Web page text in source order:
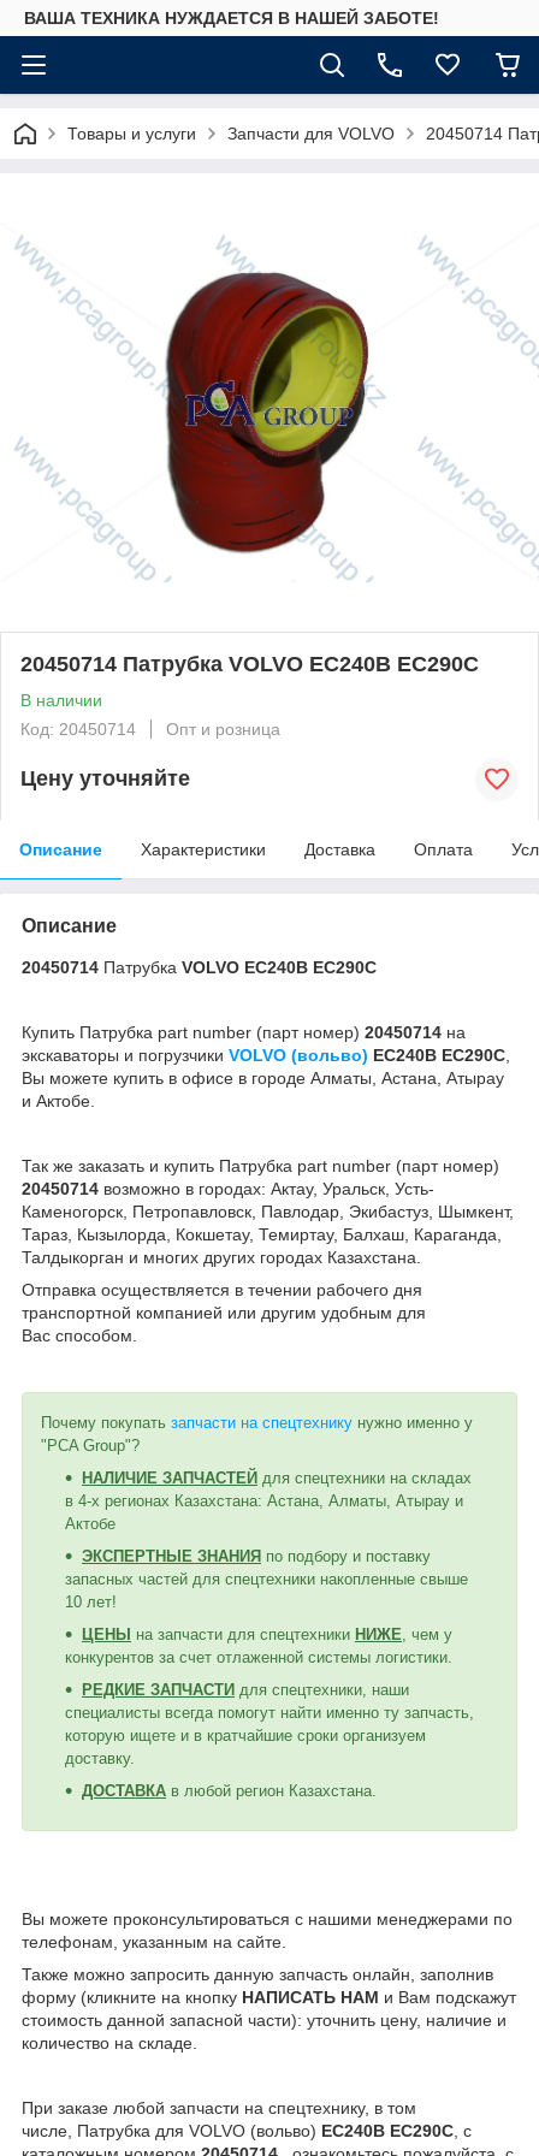
ВАША ТЕХНИКА НУЖДАЕТСЯ В НАШЕЙ ЗАБОТЕ!
Товары и услуги Запчасти для VOLVO 20450714
20450714 Патрубка VOLVO EC240B EC290C
В наличии
Код: 20450714
Опт и розница
Цену уточняйте
Описание Характеристики Доставка Оплата
Описание
20450714 Патрубка VOLVO EC240B EC290C
Купить Патрубка part number (парт номер) 20450714 на
экскаваторы и погрузчики VOLVO (вольво) EC240B EC290C
Вы можете купить в офисе в городе Алматы, Астана, Атырау
и Актобе.
Так же заказать и купить Патрубка part number (парт номер)
20450714 возможно в городах: Актау, Уральск, Усть-
Каменогорск, Петропавловск, Павлодар, Экибастуз, Шымкент,
Тараз, Кызылорда, Кокшетау, Темиртау, Балхаш, Караганда,
Талдыкорган и многих других городах Казахстана.
Отправка осуществляется в течении рабочего дня
транспортной компанией или другим удобным для
Вас способом
Почему покупать запчасти на спецтехнику нужно именно у
"PCA Group"?
НАЛИЧИЕ ЗАПЧАСТЕЙ для спецтехники на складах
в 4-х регионах Казахстана: Астана, Алматы, Атырау и
Актобе
ЭКСПЕРТНЫЕ ЗНАНИЯ по подбору и поставку
запасных частей для спецтехники накопленные свыше
10 лет!
ЦЕНЫ на запчасти для спецтехники НИЖЕ , чем у
конкурентов за счет отлаженной системы логистики.
РЕДКИЕ ЗАПЧАСТИ для спецтехники, наши
специалисты всегда помогут найти именно ту запчасть,
которую ищете и в кратчайшие сроки организуем
доставку.
ДОСТАВКА в любой регион Казахстана.
Вы можете проконсультироваться с нашими менеджерами по
телефонам, указанным на сайте.
Также можно запросить данную запчасть онлайн, заполнив
форму (кликните на кнопку НАПИСАТЬ НАМ и Вам подскажут
стоимость данной запасной части): уточнить цену, наличие и
количество на складе.
При заказе любой запчасти на спецтехнику, в том
числе, Патрубка для VOLVO (вольво) EC240B EC290C с